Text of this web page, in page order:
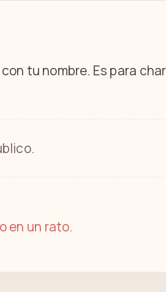
tu nombre. Es para
en un rato.